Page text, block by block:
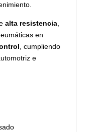
alta resistencia,
en
, cumpliendo
e